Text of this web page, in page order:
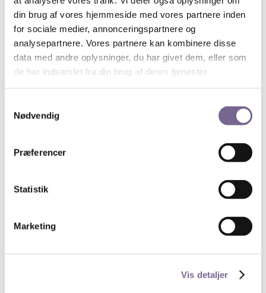
din brug af vores hjemmeside med vores partnere inden
for sociale medier, annonceringspartnere og
analysepartnere. Vores partnere kan kombinere disse
data med andre oplysninger, du har givet dem, eller som
de har indsamlet fra din brug af deres tjenester.
Nødvendig
Præferencer
Statistik
Marketing
Vis detaljer
Dette var tidligere opdelt i en række små legater,
men er nu samlet ifælleslegatet.
En gang om året uddeles Kr. Dahls Mindelegat
til en
“yngre journalist, som med lødig journalistisk har
skabt øget interesse for sit stofområde”, som der står
medlem af kredsen, som har udmærket sig ved en
særlig kollegial, kammeratlig eller faglig indsats til